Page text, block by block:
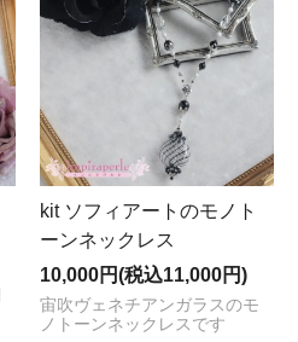
kit ソフィアートのモノト
ーンネックレス
10,000円(税込11,000円)
宙吹ヴェネチアンガラスのモ
ノトーンネックレスです